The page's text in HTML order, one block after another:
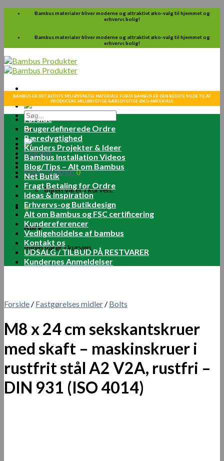
Skip
Bambus materialer bliver moderne og attraktivt øko-valg til hjemmet og
erhvervs bolig!
Bambus materialer bliver moderne og attraktivt øko-valg til hjemmet og
erhvervs bolig!
Søg
efter:
Log ind
Kurv /0.00kr.0
Ingen varer i kurven.
0
Kurv
Ingen varer i kurven.
BAMBUS ER DET BEDSTE MILJØVENLIGE MATERIALE FORDI BAMBUS ER DEN BEDSTE KILDE TIL AT
PRODUCERE MILJØRIGTIGE BÆREDYGTIGE ØKO-MATERIALE
Forside
Brugerdefinerede Ordre
Bæredygtighed
Kunders Projekter & Ideer
Bambus Installation Videos
Blog/Tips – Alt om Bambus
Net Butik
Fragt Betaling for Ordre
Ideas & Inspiration
Erhvervs-og Butikdesign
Alt om Bambus og FSC certificering
Kundereferencer
Vedligeholdelse af bambus
Kontakt os
UDSALG / TILBUD PÅ RESTVARER
Kundernes Anmeldelser
Forside / Fastgørelses midler / Bolts
M8 x 24 cm sekskantskruer
med skaft – maskinskruer i
rustfrit stål A2 V2A, rustfri –
DIN 931 (ISO 4014)